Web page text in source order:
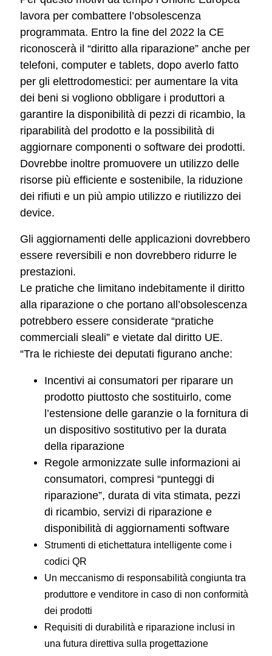
lavora per combattere l’obsolescenza
programmata. Entro la fine del 2022 la CE
riconoscerà il “diritto alla riparazione” anche per
telefoni, computer e tablets, dopo averlo fatto
per gli elettrodomestici: per aumentare la vita
dei beni si vogliono obbligare i produttori a
garantire la disponibilità di pezzi di ricambio, la
riparabilità del prodotto e la possibilità di
aggiornare componenti o software dei prodotti.
Dovrebbe inoltre promuovere un utilizzo delle
risorse più efficiente e sostenibile, la riduzione
dei rifiuti e un più ampio utilizzo e riutilizzo dei
device.
Gli aggiornamenti delle applicazioni dovrebbero
essere reversibili e non dovrebbero ridurre le
prestazioni.
Le pratiche che limitano indebitamente il diritto
alla riparazione o che portano all’obsolescenza
potrebbero essere considerate “pratiche
commerciali sleali” e vietate dal diritto UE.
“Tra le richieste dei deputati figurano anche:
Incentivi ai consumatori per riparare un
prodotto piuttosto che sostituirlo, come
l’estensione delle garanzie o la fornitura di
un dispositivo sostitutivo per la durata
della riparazione
Regole armonizzate sulle informazioni ai
consumatori, compresi “punteggi di
riparazione”, durata di vita stimata, pezzi
di ricambio, servizi di riparazione e
disponibilità di aggiornamenti software
Strumenti di etichettatura intelligente come i
codici QR
Un meccanismo di responsabilità congiunta tra
produttore e venditore in caso di non conformità
dei prodotti
Requisiti di durabilità e riparazione inclusi in
una futura direttiva sulla progettazione